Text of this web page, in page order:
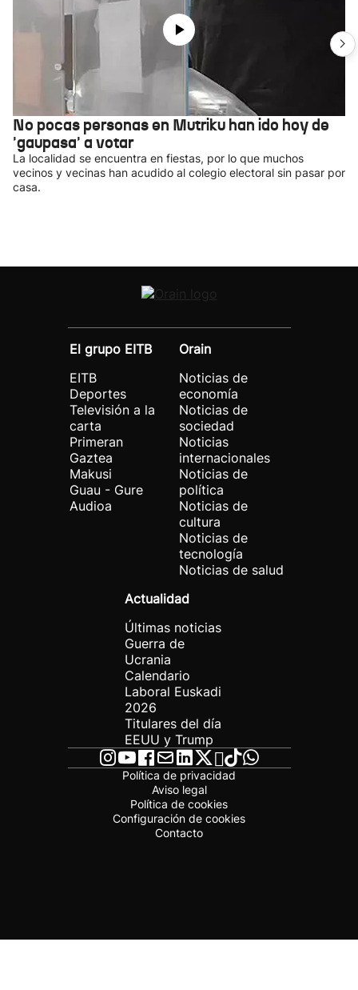
No pocas personas en Mutriku han ido hoy de
'gaupasa' a votar
La localidad se encuentra en fiestas, por lo que muchos
vecinos y vecinas han acudido al colegio electoral sin pasar por
casa.
El grupo EITB
EITB
Deportes
Televisión a la
carta
Primeran
Gaztea
Makusi
Guau - Gure
Audioa
Orain
Noticias de
economía
Noticias de
sociedad
Noticias
internacionales
Noticias de
política
Noticias de
cultura
Noticias de
tecnología
Noticias de salud
Actualidad
Últimas noticias
Guerra de
Ucrania
Calendario
Laboral Euskadi
2026
Titulares del día
EEUU y Trump
Política de privacidad
Aviso legal
Política de cookies
Configuración de cookies
Contacto